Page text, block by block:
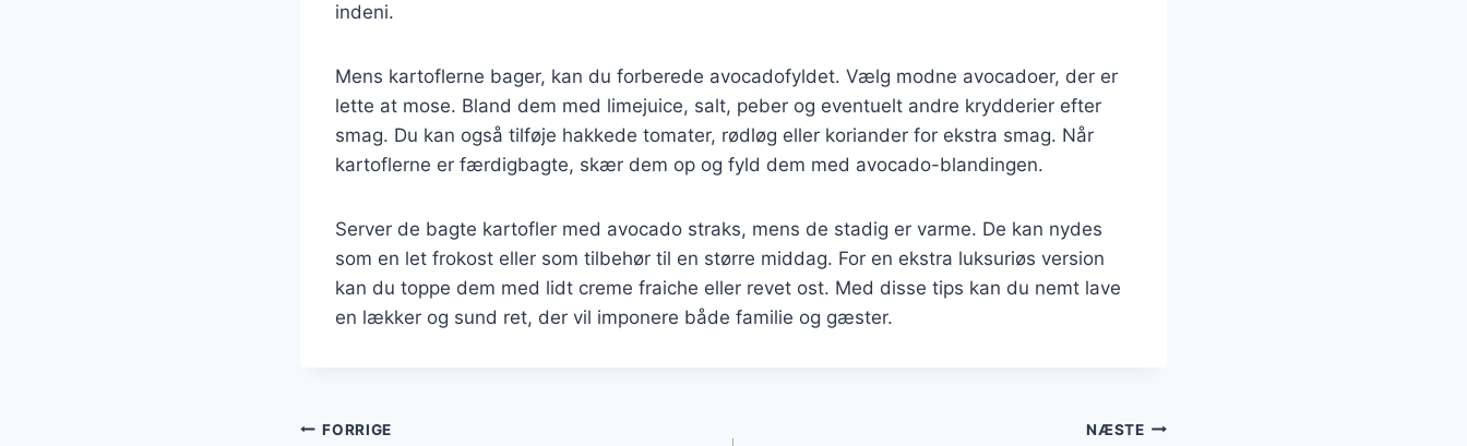
indeni.
Mens kartoflerne bager, kan du forberede avocadofyldet. Vælg modne avocadoer, der er
lette at mose. Bland dem med limejuice, salt, peber og eventuelt andre krydderier efter
smag. Du kan også tilføje hakkede tomater, rødløg eller koriander for ekstra smag. Når
kartoflerne er færdigbagte, skær dem op og fyld dem med avocado-blandingen.
Server de bagte kartofler med avocado straks, mens de stadig er varme. De kan nydes
som en let frokost eller som tilbehør til en større middag. For en ekstra luksuriøs version
kan du toppe dem med lidt creme fraiche eller revet ost. Med disse tips kan du nemt lave
en lækker og sund ret, der vil imponere både familie og gæster.
Indlægsnavigation
FORRIGE NÆSTE